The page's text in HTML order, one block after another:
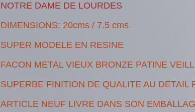
NOTRE DAME DE LOURDES
DIMENSIONS: 20cms / 7.5 cms
SUPER MODELE EN RESINE
FACON METAL VIEUX BRONZE PATINE
SUPERBE FINITION DE QUALITE AU DETAIL
ARTICLE NEUF LIVRE DANS SON